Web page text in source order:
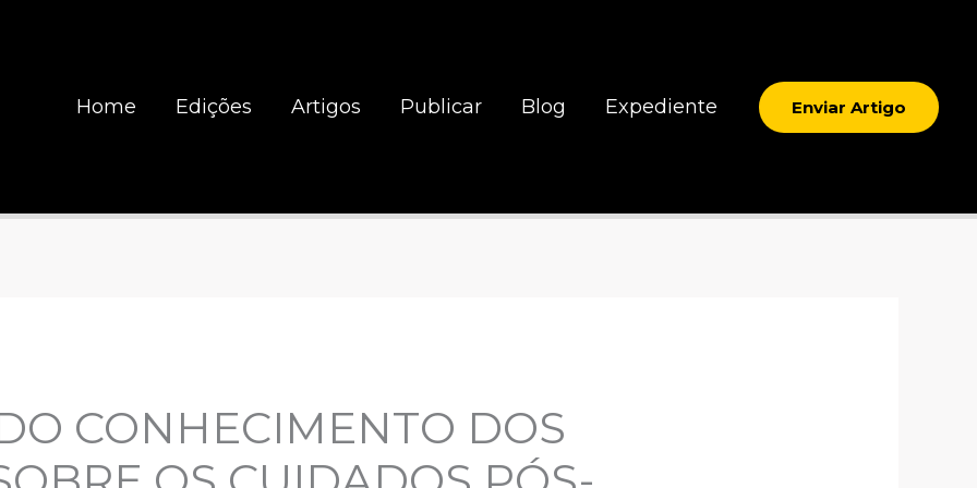
Home Edições Artigos Publicar Blog Expediente Enviar Artigo
CONHECIMENTO DOS